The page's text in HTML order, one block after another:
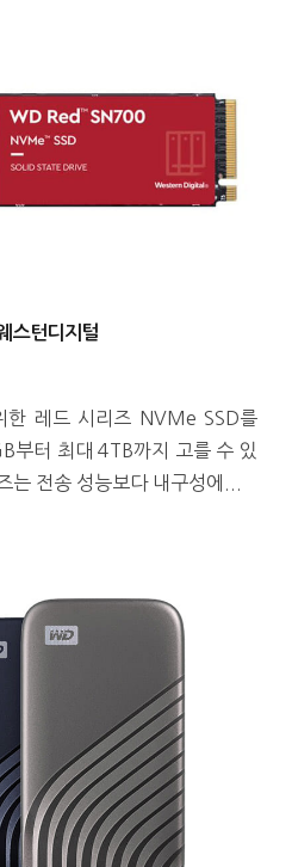
스턴디지털
한 레드 시리즈 NVMe SSD를
부터 최대 4TB까지 고를 수 있
전송 성능보다 내구성에...